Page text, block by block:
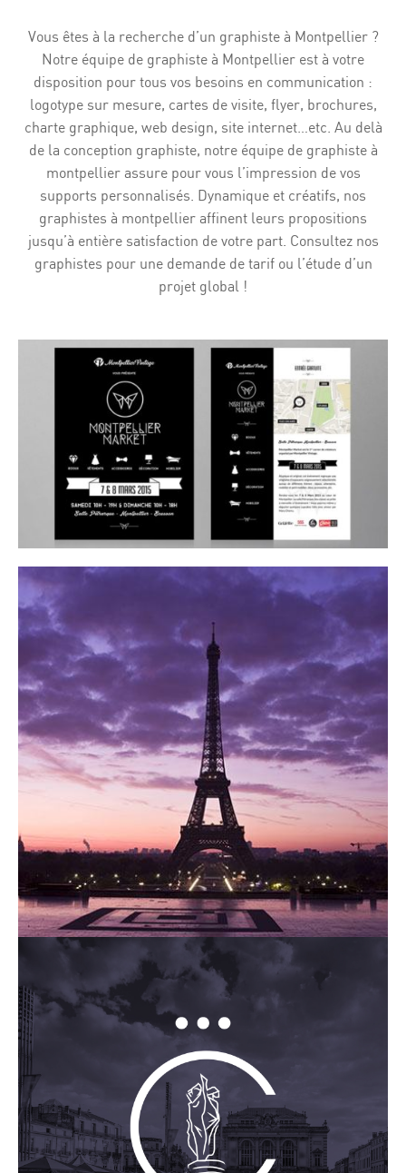
Vous êtes à la recherche d’un graphiste à Montpellier ?
Notre équipe de graphiste à Montpellier est à votre
disposition pour tous vos besoins en communication :
logotype sur mesure, cartes de visite, flyer, brochures,
charte graphique, web design, site internet…etc. Au delà
de la conception graphiste, notre équipe de graphiste à
montpellier assure pour vous l’impression de vos
supports personnalisés. Dynamique et créatifs, nos
graphistes à montpellier affinent leurs propositions
jusqu’à entière satisfaction de votre part. Consultez nos
graphistes pour une demande de tarif ou l’étude d’un
projet global !
contact_1ay003b7